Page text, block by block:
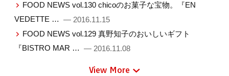
FOOD NEWS vol.130 chicoのお菓子な宝物。『EN
VEDETTE … — 2016.11.15
FOOD NEWS vol.129 真野知子のおいしいギフト
『BISTRO MAR … — 2016.11.08
View More